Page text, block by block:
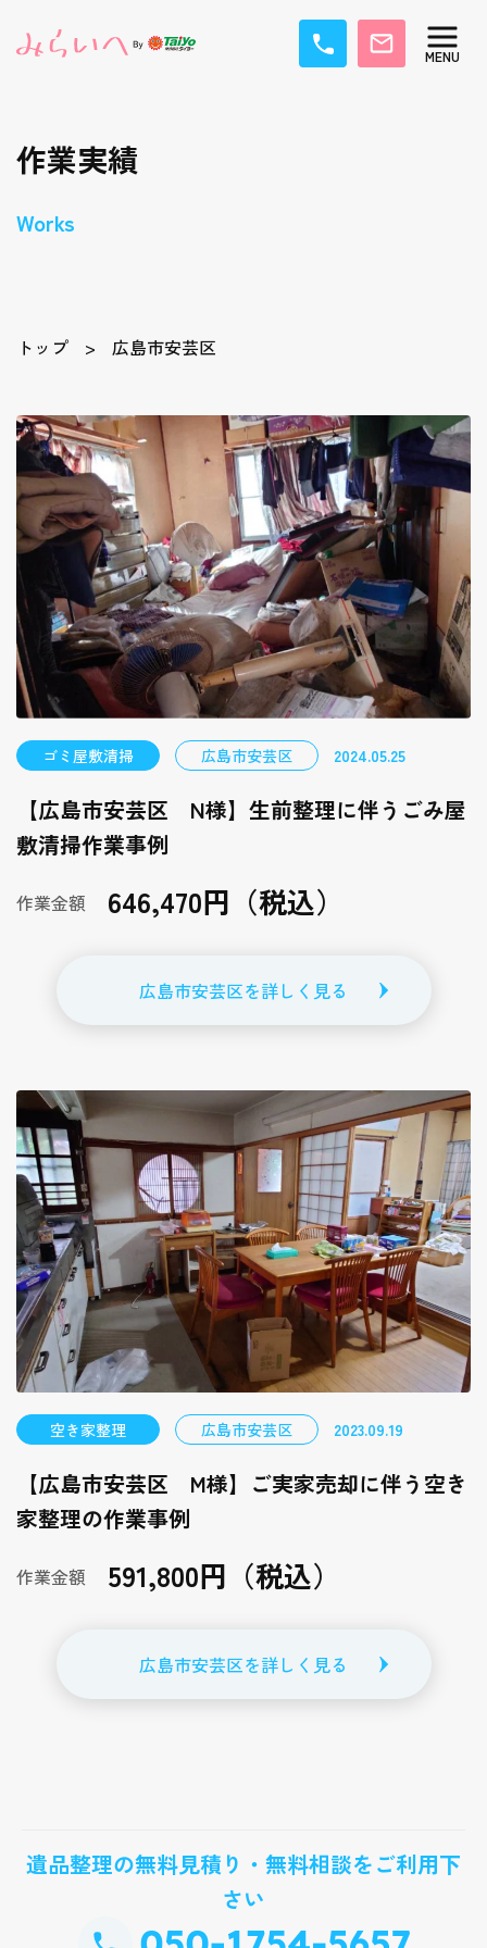
作業実績
Works
トップ 広島市安芸区
ゴミ屋敷清掃 広島市安芸区 2024.05.25
【広島市安芸区 N様】生前整理に伴うごみ屋
敷清掃作業事例
作業金額 646,470円（税込）
広島市安芸区を詳しく見る
空き家整理 広島市安芸区 2023.09.19
【広島市安芸区 M様】ご実家売却に伴う空き
家整理の作業事例
作業金額 591,800円（税込）
広島市安芸区を詳しく見る
遺品整理の無料見積り・無料相談をご利用下
さい